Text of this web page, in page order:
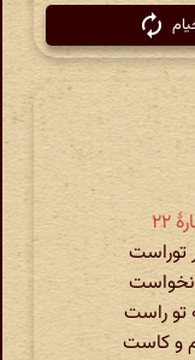
۲۲
نخواست
تو راست
و کاست